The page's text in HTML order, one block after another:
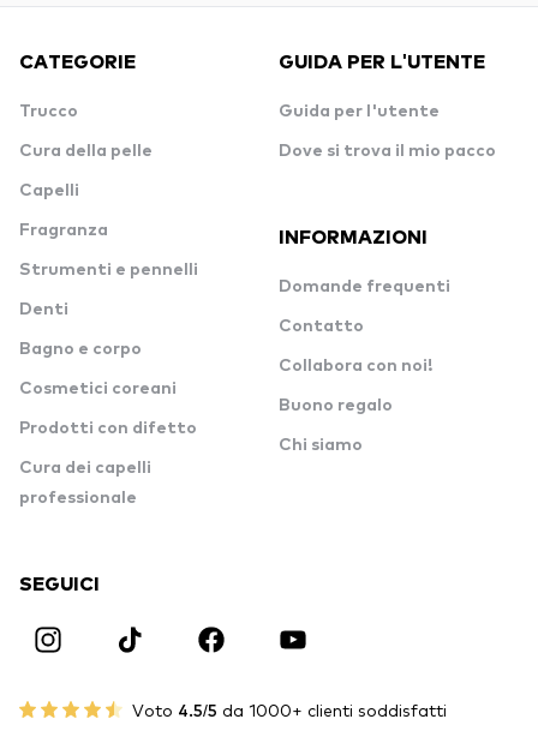
CATEGORIE
Trucco
Cura della pelle
Capelli
Fragranza
Strumenti e pennelli
Denti
Bagno e corpo
Cosmetici coreani
Prodotti con difetto
Cura dei capelli
professionale
GUIDA PER L'UTENTE
Guida per l'utente
Dove si trova il mio pacco
INFORMAZIONI
Domande frequenti
Contatto
Collabora con noi!
Buono regalo
Chi siamo
SEGUICI
Voto 4.5/5 da 1000+ clienti soddisfatti